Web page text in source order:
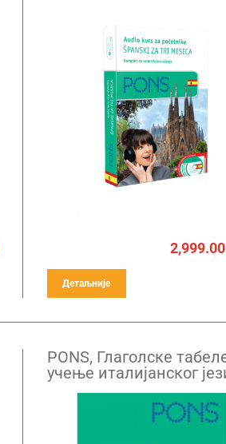
2,999.00
Детаљније
PONS, Глаголске
учење италијанског